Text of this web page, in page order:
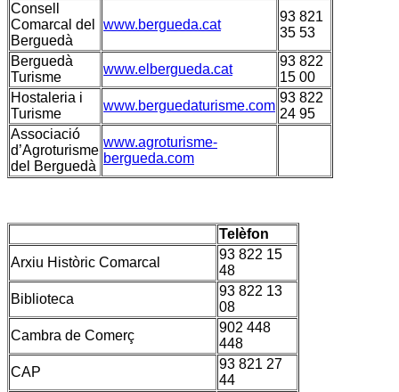
Consell
Comarcal del
Berguedà
www.bergueda.cat
93 821
35 53
Berguedà
Turisme
www.elbergueda.cat
93 822
15 00
Hostaleria i
Turisme
www.berguedaturisme.com
93 822
24 95
Associació
d’Agroturisme
del Berguedà
www.agroturisme-
bergueda.com
Telèfon
Arxiu Històric Comarcal
93 822 15
48
Biblioteca
93 822 13
08
Cambra de Comerç
902 448
448
CAP
93 821 27
44